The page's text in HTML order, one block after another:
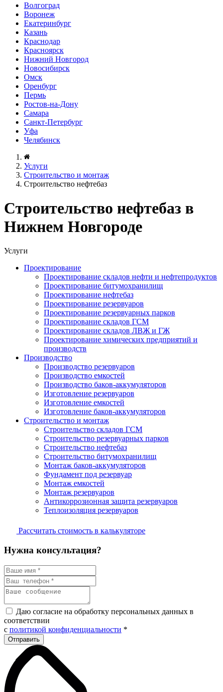
Волгоград
Воронеж
Екатеринбург
Казань
Краснодар
Красноярск
Нижний Новгород
Новосибирск
Омск
Оренбург
Пермь
Ростов-на-Дону
Самара
Санкт-Петербург
Уфа
Челябинск
Услуги
Строительство и монтаж
Строительство нефтебаз
Строительство нефтебаз в
Нижнем Новгороде
Услуги
Проектирование
Проектирование складов нефти и нефтепродуктов
Проектирование битумохранилищ
Проектирование нефтебаз
Проектирование резервуаров
Проектирование резервуарных парков
Проектирование складов ГСМ
Проектирование складов ЛВЖ и ГЖ
Проектирование химических предприятий и
производств
Производство
Производство резервуаров
Производство емкостей
Производство баков-аккумуляторов
Изготовление резервуаров
Изготовление емкостей
Изготовление баков-аккумуляторов
Строительство и монтаж
Строительство складов ГСМ
Строительство резервуарных парков
Строительство нефтебаз
Строительство битумохранилищ
Монтаж баков-аккумуляторов
Фундамент под резервуар
Монтаж емкостей
Монтаж резервуаров
Антикоррозионная защита резервуаров
Теплоизоляция резервуаров
Рассчитать стоимость в калькуляторе
Нужна консультация?
Даю согласие на обработку персональных данных в
соответствии
с политикой конфиденциальности *